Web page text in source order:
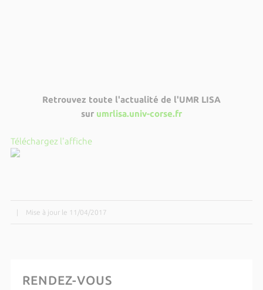
Retrouvez toute l'actualité de l'UMR LISA
sur umrlisa.univ-corse.fr
Téléchargez l'affiche
Mise à jour le 11/04/2017
RENDEZ-VOUS